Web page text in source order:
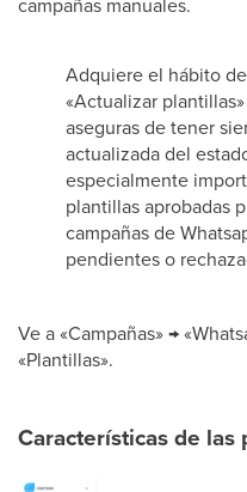
Adquiere el hábito
«Actualizar
aseguras de tener
actualizada del
especialmente
plantillas aprobadas
campañas de
pendientes o
Ve a «Campañas» →
«Plantillas».
Características de las